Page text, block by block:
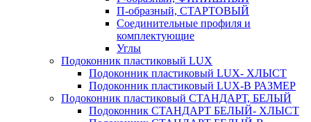
П-образный, СТАРТОВЫЙ
Соединительные профиля и
комплектующие
Углы
Подоконник пластиковый LUX
Подоконник пластиковый LUX- ХЛЫСТ
Подоконник пластиковый LUX-В РАЗМЕР
Подоконник пластиковый СТАНДАРТ, БЕЛЫЙ
Подоконник СТАНДАРТ БЕЛЫЙ- ХЛЫСТ